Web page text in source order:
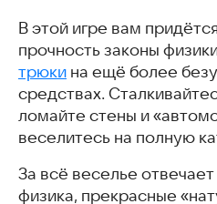
В этой игре вам
прочность законы
трюки на ещё более
средствах.
ломайте стены и
веселитесь на полную
За всё веселье
физика, прекрасные